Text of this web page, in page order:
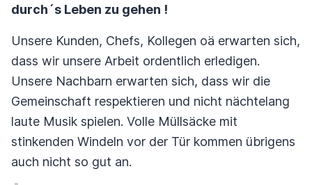
durch´s Leben zu gehen !
Unsere Kunden, Chefs, Kollegen oä erwarten sich,
dass wir unsere Arbeit ordentlich erledigen.
Unsere Nachbarn erwarten sich, dass wir die
Gemeinschaft respektieren und nicht nächtelang
laute Musik spielen. Volle Müllsäcke mit
stinkenden Windeln vor der Tür kommen übrigens
auch nicht so gut an.